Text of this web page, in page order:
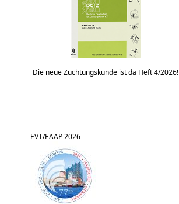
Die neue Züchtungskunde ist da Heft 4/2026!
EVT/EAAP 2026